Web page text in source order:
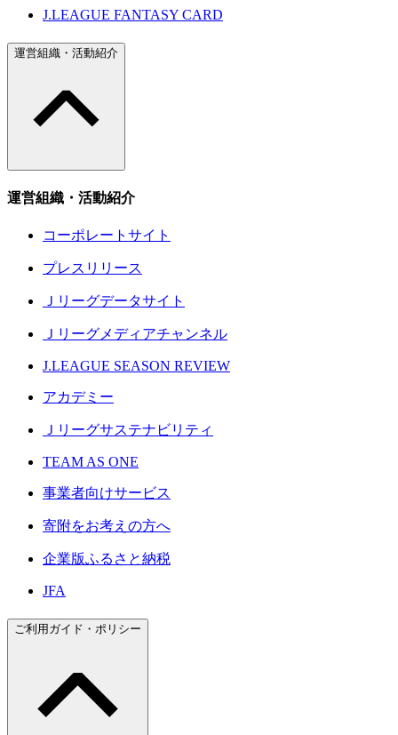
J.LEAGUE FANTASY CARD
運営組織・活動紹介
運営組織・活動紹介
コーポレートサイト
プレスリリース
Ｊリーグデータサイト
Ｊリーグメディアチャンネル
J.LEAGUE SEASON REVIEW
アカデミー
Ｊリーグサステナビリティ
TEAM AS ONE
事業者向けサービス
寄附をお考えの方へ
企業版ふるさと納税
JFA
ご利用ガイド・ポリシー